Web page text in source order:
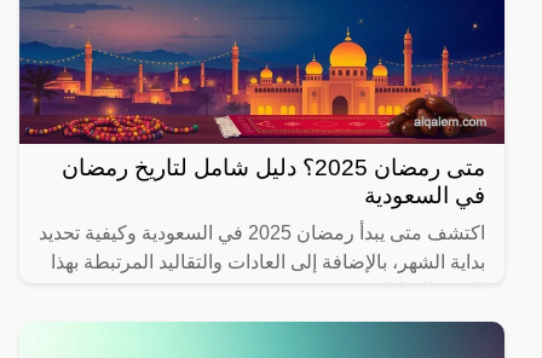
متى رمضان 2025؟ دليل شامل لتاريخ رمضان
في السعودية
اكتشف متى يبدأ رمضان 2025 في السعودية وكيفية تحديد
بداية الشهر، بالإضافة إلى العادات والتقاليد المرتبطة بهذا